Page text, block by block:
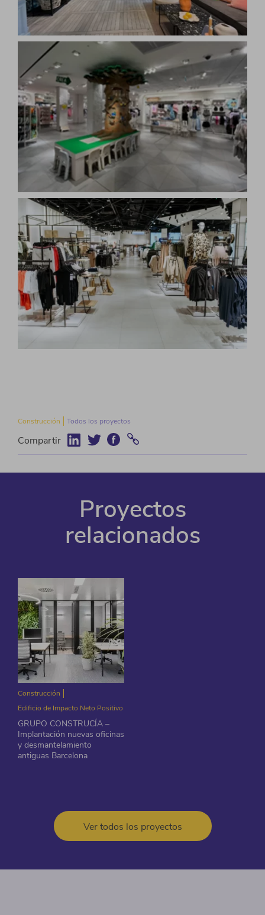
Construcción Todos los proyectos
Compartir
Proyectos
relacionados
Construcción
Edificio de Impacto Neto Positivo
GRUPO CONSTRUCÍA –
Implantación nuevas oficinas
y desmantelamiento
antiguas Barcelona
Ver todos los proyectos